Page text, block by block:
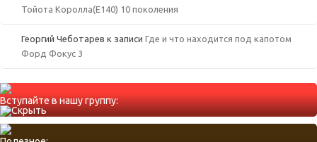
Тойота Королла(Е140) 10 поколения
Георгий Чеботарев к записи Где и что находится под капотом
Форд Фокус 3
Вступайте в нашу группу: